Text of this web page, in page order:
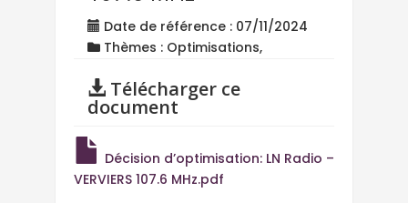
Date de référence : 07/11/2024
Thèmes : Optimisations,
Télécharger ce
document
Décision d’optimisation: LN Radio –
VERVIERS 107.6 MHz.pdf